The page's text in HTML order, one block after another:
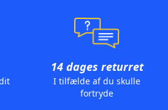
14 dages returret
I tilfælde af du skulle
fortryde